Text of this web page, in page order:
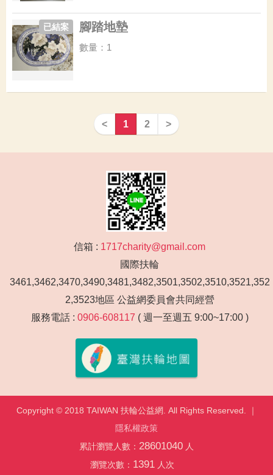
腳踏地墊
已結案
數量：1
< 1 2 >
信箱 : 1717charity@gmail.com
國際扶輪
3461,3462,3470,3490,3481,3482,3501,3502,3510,3521,352
2,3523地區 公益網委員會共同經營
服務電話 : 0906-608117 ( 週一至週五 9:00~17:00 )
Copyright © 2018 TAIWAN 扶輪公益網. All Rights Reserved. ｜
隱私權政策
累計瀏覽人數： 28601040 人
瀏覽次數： 1391 人次